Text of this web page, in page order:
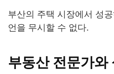
부산의 주택 시장에서 성
언을 무시할 수 없다.
부동산 전문가와